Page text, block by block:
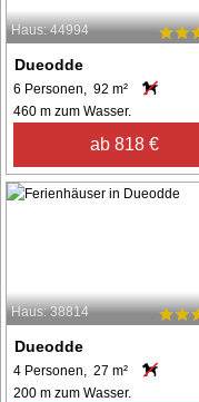
Haus: 44994
Dueodde
6 Personen, 92 m²
460 m zum Wasser.
ab 818 €
Haus: 38814
Dueodde
4 Personen, 27 m²
200 m zum Wasser.